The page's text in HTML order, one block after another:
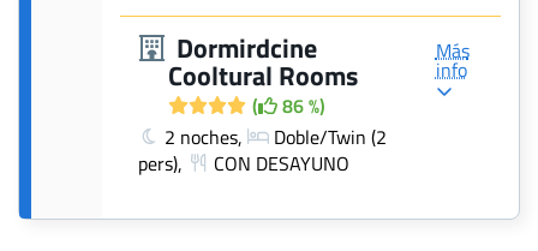
Dormirdcine
Cooltural Rooms
(
86 %)
2 noches,
Doble/Twin (2
pers),
CON DESAYUNO
Más
info